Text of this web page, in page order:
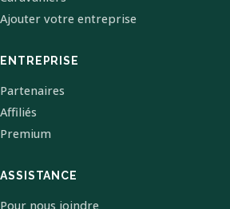
Ajouter votre entreprise
ENTREPRISE
Partenaires
Affiliés
Premium
ASSISTANCE
Pour nous joindre